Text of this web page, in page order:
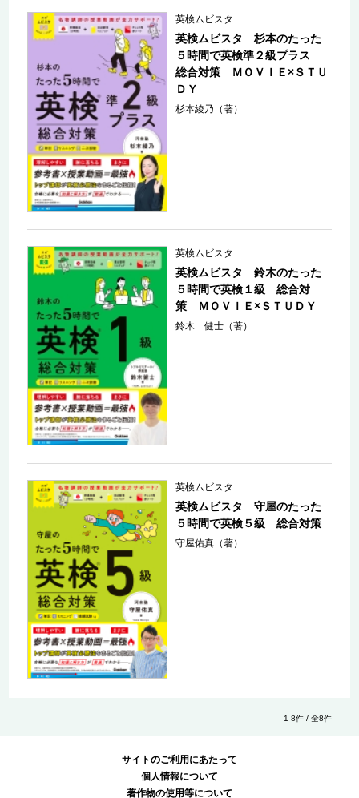
英検ムビスタ
英検ムビスタ 杉本のたった
５時間で英検準２級プラス
総合対策 ＭＯＶＩＥ×ＳＴＵ
ＤＹ
杉本綾乃（著）
英検ムビスタ
英検ムビスタ 鈴木のたった
５時間で英検１級 総合対
策 ＭＯＶＩＥ×ＳＴＵＤＹ
鈴木 健士（著）
英検ムビスタ
英検ムビスタ 守屋のたった
５時間で英検５級 総合対策
守屋佑真（著）
1-8件 / 全8件
サイトのご利用にあたって
個人情報について
著作物の使用等について